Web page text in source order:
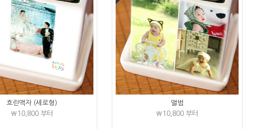
흐린액자 (세로형)
₩10,800부터
앨범
₩10,800부터